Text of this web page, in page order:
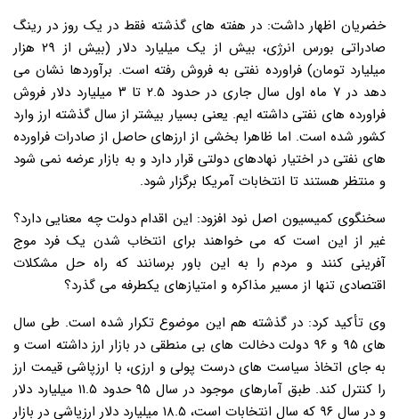
خضریان اظهار داشت: در هفته های گذشته فقط در یک روز در رینگ
صادراتی بورس انرژی، بیش از یک میلیارد دلار (بیش از ۲۹ هزار
میلیارد تومان) فراورده نفتی به فروش رفته است. برآوردها نشان می
دهد در ۷ ماه اول سال جاری در حدود ۲.۵ تا ۳ میلیارد دلار فروش
فراورده های نفتی داشته ایم. یعنی بسیار بیشتر از سال گذشته ارز وارد
کشور شده است. اما ظاهرا بخشی از ارزهای حاصل از صادرات فراورده
های نفتی در اختیار نهادهای دولتی قرار دارد و به بازار عرضه نمی شود
و منتظر هستند تا انتخابات آمریکا برگزار شود.
سخنگوی کمیسیون اصل نود افزود: این اقدام دولت چه معنایی دارد؟
غیر از این است که می خواهند برای انتخاب شدن یک فرد موج
آفرینی کنند و مردم را به این باور برسانند که راه حل مشکلات
اقتصادی تنها از مسیر مذاکره و امتیازهای یکطرفه می گذرد؟
وی تأکید کرد: در گذشته هم این موضوع تکرار شده است. طی سال
های ۹۵ و ۹۶ دولت دخالت های بی منطقی در بازار ارز داشته است و
به جای اتخاذ سیاست های درست پولی و ارزی، با ارزپاشی قیمت ارز
را کنترل کند. طبق آمارهای موجود در سال ۹۵ حدود ۱۱.۵ میلیارد دلار
و در سال ۹۶ که سال انتخابات است، ۱۸.۵ میلیارد دلار ارزپاشی در بازار